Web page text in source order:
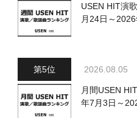
USEN HIT演
月24日～2026
2026.08.05
月間USEN
年7月3日～